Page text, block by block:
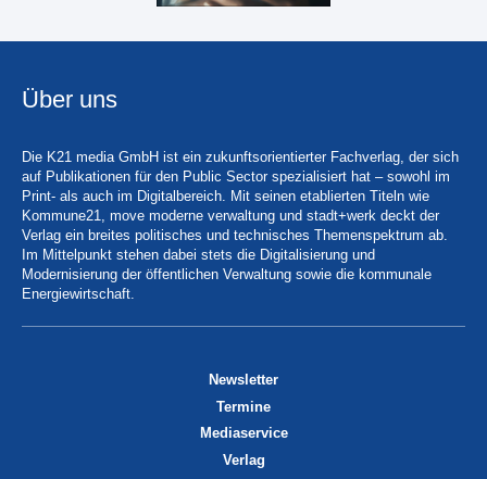
Über uns
Die K21 media GmbH ist ein zukunftsorientierter Fachverlag, der sich
auf Publikationen für den Public Sector spezialisiert hat – sowohl im
Print- als auch im Digitalbereich. Mit seinen etablierten Titeln wie
Kommune21, move moderne verwaltung und stadt+werk deckt der
Verlag ein breites politisches und technisches Themenspektrum ab.
Im Mittelpunkt stehen dabei stets die Digitalisierung und
Modernisierung der öffentlichen Verwaltung sowie die kommunale
Energiewirtschaft.
Newsletter
Termine
Mediaservice
Verlag